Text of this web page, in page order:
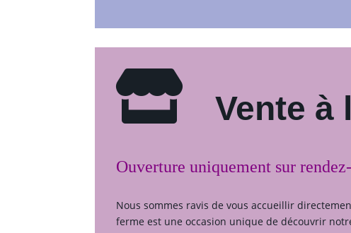
 Vente à
Ouverture uniquement sur
Nous sommes ravis de vous accueillir
ferme est une occasion unique de découvrir